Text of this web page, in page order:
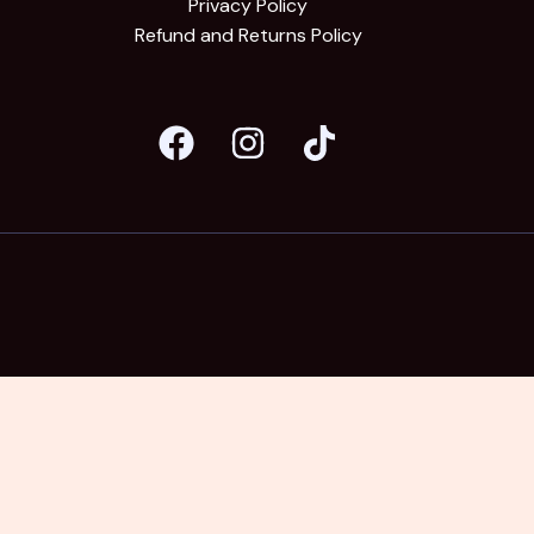
Privacy Policy
Refund and Returns Policy